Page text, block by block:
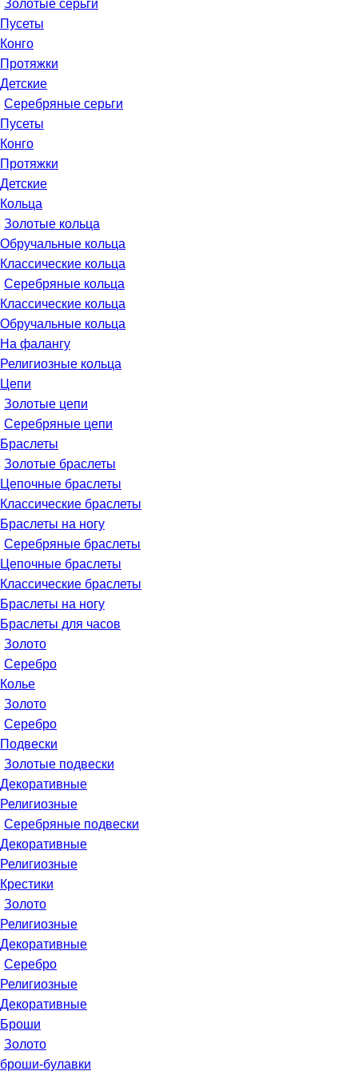
Золотые серьги
Пусеты
Конго
Протяжки
Детские
Серебряные серьги
Пусеты
Конго
Протяжки
Детские
Кольца
Золотые кольца
Обручальные кольца
Классические кольца
Серебряные кольца
Классические кольца
Обручальные кольца
На фалангу
Религиозные кольца
Цепи
Золотые цепи
Серебряные цепи
Браслеты
Золотые браслеты
Цепочные браслеты
Классические браслеты
Браслеты на ногу
Серебряные браслеты
Цепочные браслеты
Классические браслеты
Браслеты на ногу
Браслеты для часов
Золото
Серебро
Колье
Золото
Серебро
Подвески
Золотые подвески
Декоративные
Религиозные
Серебряные подвески
Декоративные
Религиозные
Крестики
Золото
Религиозные
Декоративные
Серебро
Религиозные
Декоративные
Броши
Золото
броши-булавки